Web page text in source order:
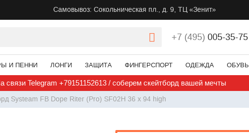
Самовывоз: Сокольническая пл., д. 9, ТЦ «Зенит»
+7 (495) 005-35-75
И ПЕННИ ЛОНГИ ЗАЩИТА ФИНГЕРСПОРТ ОДЕЖДА ОБУВЬ
связи Telegram +79151152613 / соберем скейтборд вашей мечты
Systeam FB Dope Riter (Pro) SF02H 36 x 94 high